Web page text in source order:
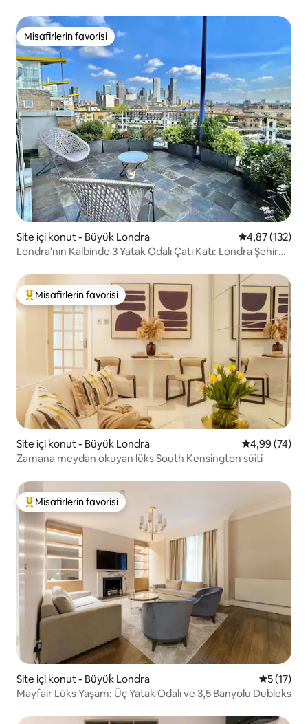
Misafirlerin favorisi
Misafirlerin favorisi
Site içi konut - Büyük Londra 5 üzerinden
4,87 (132)
Londra'nın Kalbinde 3 Yatak Odalı Çatı Katı: Londra Şehir
Misafirlerin favorilerinden en beğenilenler arasında
Misafirlerin favorisi
Site içi konut - Büyük Londra 5 üzerinden
4,99 (74)
Zamana meydan okuyan lüks South Kensington süiti
Misafirlerin favorilerinden en beğenilenler arasında
Misafirlerin favorisi
Site içi konut - Büyük Londra 55 (17)
Mayfair Lüks Yaşam: Üç Yatak Odalı ve 3,5 Banyolu Dubleks